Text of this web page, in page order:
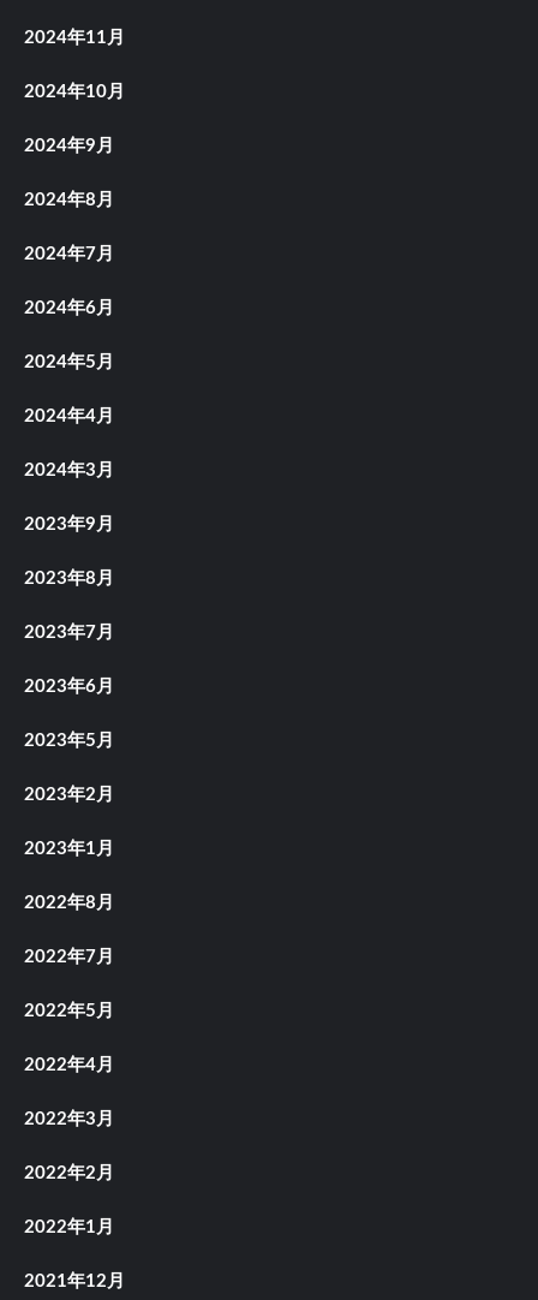
2024年11月
2024年10月
2024年9月
2024年8月
2024年7月
2024年6月
2024年5月
2024年4月
2024年3月
2023年9月
2023年8月
2023年7月
2023年6月
2023年5月
2023年2月
2023年1月
2022年8月
2022年7月
2022年5月
2022年4月
2022年3月
2022年2月
2022年1月
2021年12月